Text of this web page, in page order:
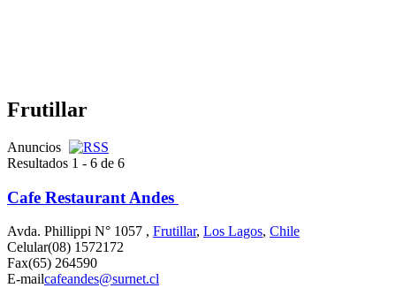
Frutillar
Anuncios
Resultados 1 - 6 de 6
Cafe Restaurant Andes
Avda. Phillippi N° 1057 , Frutillar, Los Lagos, Chile
Celular(08) 1572172
Fax(65) 264590
E-mailcafeandes@surnet.cl